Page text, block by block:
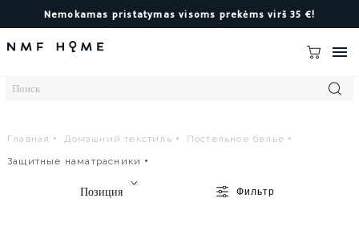
Nemokamas pristatymas visoms prekėms virš 35 €!

Главная Домашний текстиль
Постельное белье
Защитные наматрасники
Позиция Фильтр